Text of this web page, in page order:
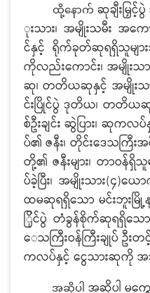
ထို့နောက် ဆုချီးမြှင့်
းသား၊ အမျိုးသမီး အက
င်နှင့် ရိုက်ခုတ်ဆုရရှိသူမျ
ကိုလည်းကောင်း၊ အမျိုးသ
ဆု၊ တတိယဆုနှင့် အမျိုးသ
င်းပြိုင်ပွဲ ဒုတိယ၊ တတိယ
စ်ဦးချင်း ဆွဲပြား၊ ဆုကလ
ပ်၏ ဇနီး၊ တိုင်းဒေသကြီးအ
တို့၏ ဇနီးများ၊ တာဝန်ရှိ
ပ်ခဲ့ပြီး၊ အမျိုးသား(၄)ယ
ထမဆုရရှိသော မင်းဘူးမြို့
ြိုင်ပွဲ တံခွန်စိုက်ဆုရရှိသေ
ေသကြီးဝန်ကြီးချုပ် ဦးတ
ကလပ်နှင့် ငွေသားဆုကို အသီ
အဆိုပါ အဆိုပါ မကွေ